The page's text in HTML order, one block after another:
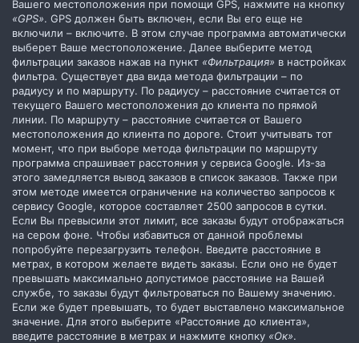
Вашего местоположения при помощи GPS, нажмите на кнопку
«GPS». GPS должен быть включен, если Вы его еще не
включили – включите. В этом случае программа автоматически
выберет Ваше местоположение. Далее выберите метод
фильтрации заказов нажав на пункт «Фильтрация» в настройках
фильтра. Существует два вида метода фильтрации – по
радиусу и по маршруту. По радиусу – расстояние считается от
текущего Вашего местоположения до клиента по прямой
линии. По маршруту – расстояние считается от Вашего
местоположения до клиента по дороге. Стоит учитывать тот
момент, что при выборе метода фильтрации по маршруту
программа спрашивает расстояния у сервиса Google. Из-за
этого замедляется вывод заказов в список заказов. Также при
этом методе имеется ограничение на количество запросов к
сервису Google, которое составляет 2500 запросов в сутки.
Если Вы превысили этот лимит, все заказы будут отображаться
на сером фоне. Чтобы избавиться от данной проблемы
попробуйте перезагрузить телефон. Введите расстояние в
метрах, в котором желаете видеть заказы. Если оно не будет
превышать максимально допустимое расстояние на Вашей
службе, то заказы будут фильтроваться по Вашему значению.
Если же будет превышать, то будет выставлено максимальное
значение. Для этого выберите «Расстояние до клиента»,
введите расстояние в метрах и нажмите кнопку «Ок».